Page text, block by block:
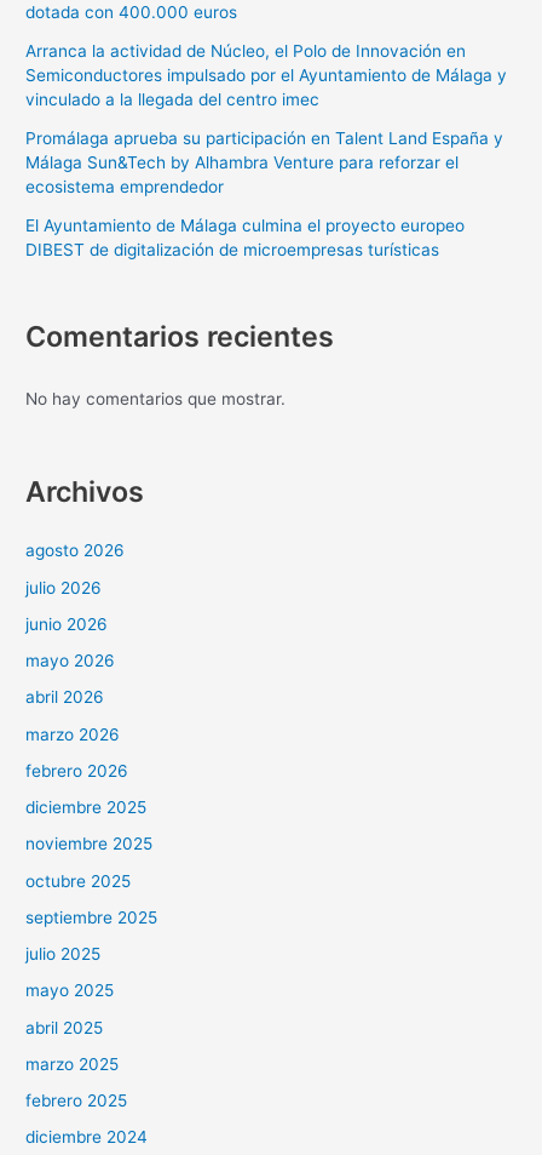
dotada con 400.000 euros
Arranca la actividad de Núcleo, el Polo de Innovación en
Semiconductores impulsado por el Ayuntamiento de Málaga y
vinculado a la llegada del centro imec
Promálaga aprueba su participación en Talent Land España y
Málaga Sun&Tech by Alhambra Venture para reforzar el
ecosistema emprendedor
El Ayuntamiento de Málaga culmina el proyecto europeo
DIBEST de digitalización de microempresas turísticas
Comentarios recientes
No hay comentarios que mostrar.
Archivos
agosto 2026
julio 2026
junio 2026
mayo 2026
abril 2026
marzo 2026
febrero 2026
diciembre 2025
noviembre 2025
octubre 2025
septiembre 2025
julio 2025
mayo 2025
abril 2025
marzo 2025
febrero 2025
diciembre 2024